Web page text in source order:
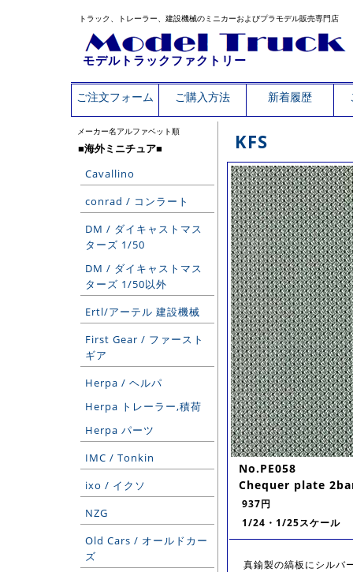
トラック、トレーラー、建設機械のミニカーおよびプラモデル販売専門店
モデルトラックファクトリー
ご注文フォーム ご購入方法 新着履歴
メーカー名アルファベット順
■海外ミニチュア■
Cavallino
conrad / コンラート
DM / ダイキャストマス
ターズ 1/50
DM / ダイキャストマス
ターズ 1/50以外
Ertl/アーテル 建設機械
First Gear / ファースト
ギア
Herpa / ヘルパ
Herpa トレーラー,積荷
Herpa パーツ
IMC / Tonkin
ixo / イクソ
NZG
Old Cars / オールドカー
ズ
KFS
No.PE058
Chequer plate
937円
1/24・1/25スケール
真鍮製の縞板にシルバ